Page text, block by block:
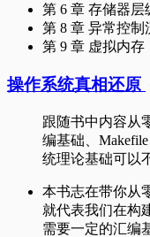
第 6 章 存储器层
第 8 章 异常控制
第 9 章 虚拟内存
操作系统真相还原
跟随书中内容从
编基础、
统理论基础可以
本书志在带你从
就代表我们在构
需要一定的汇编